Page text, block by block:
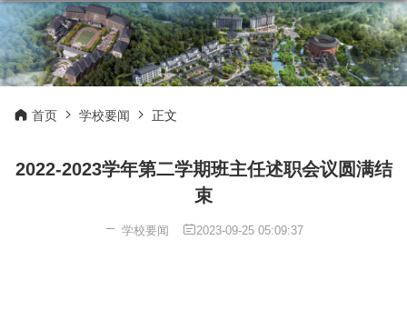
首页 学校要闻 正文
2022-2023学年第二学期班主任述职会议圆满结
束
学校要闻 2023-09-25 05:09:37